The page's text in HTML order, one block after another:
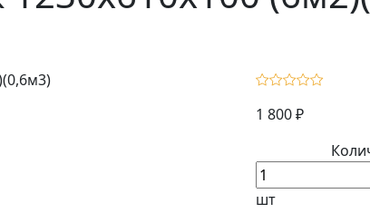
1 800 ₽
шт